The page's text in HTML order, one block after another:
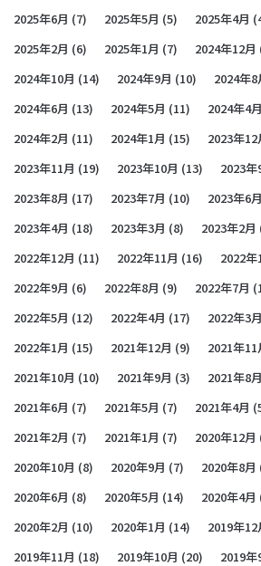
2025年6月 (7) 2025年5月 (5) 2025年4月
2025年2月 (6) 2025年1月 (7) 2024年12月
2024年10月 (14) 2024年9月 (10) 2024年8
2024年6月 (13) 2024年5月 (11) 2024年4月
2024年2月 (11) 2024年1月 (15) 2023年12
2023年11月 (19) 2023年10月 (13) 2023年
2023年8月 (17) 2023年7月 (10) 2023年6月
2023年4月 (18) 2023年3月 (8) 2023年2月
2022年12月 (11) 2022年11月 (16) 2022年
2022年9月 (6) 2022年8月 (9) 2022年7月
2022年5月 (12) 2022年4月 (17) 2022年3月
2022年1月 (15) 2021年12月 (9) 2021年11
2021年10月 (10) 2021年9月 (3) 2021年8月
2021年6月 (7) 2021年5月 (7) 2021年4月
2021年2月 (7) 2021年1月 (7) 2020年12月
2020年10月 (8) 2020年9月 (7) 2020年8月
2020年6月 (8) 2020年5月 (14) 2020年4月
2020年2月 (10) 2020年1月 (14) 2019年12
2019年11月 (18) 2019年10月 (20) 2019年